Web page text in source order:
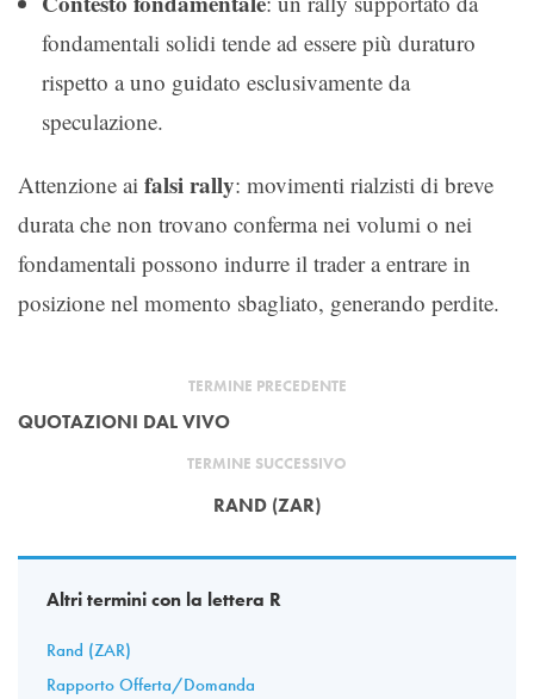
fondamentali solidi tende ad essere più duraturo
rispetto a uno guidato esclusivamente da
speculazione.
Attenzione ai falsi rally: movimenti rialzisti di breve
durata che non trovano conferma nei volumi o nei
fondamentali possono indurre il trader a entrare in
posizione nel momento sbagliato, generando perdite.
TERMINE PRECEDENTE
QUOTAZIONI DAL VIVO
TERMINE SUCCESSIVO
RAND (ZAR)
Altri termini con la lettera R
Rand (ZAR)
Rapporto Offerta/Domanda